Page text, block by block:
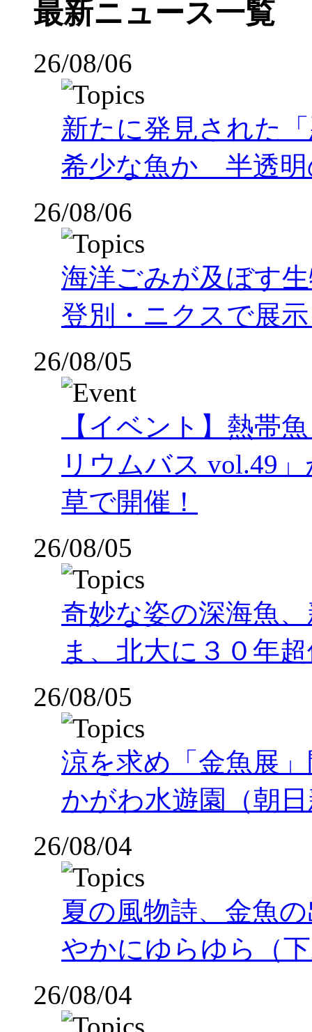
最新ニュース一覧
26/08/06
新たに発見された
希少な魚か 半透明
26/08/06
海洋ごみが及ぼす
登別・ニクスで展
26/08/05
【イベント】熱帯
リウムバス vol.49
草で開催！
26/08/05
奇妙な姿の深海魚
ま、北大に３０年
26/08/05
涼を求め「金魚展
かがわ水遊園（朝
26/08/04
夏の風物詩、金魚
やかにゆらゆら（
26/08/04